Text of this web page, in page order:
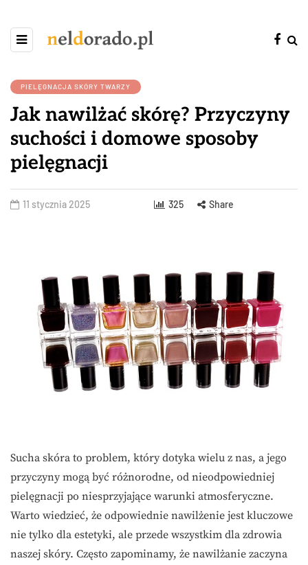
PIELĘGNACJA SKÓRY TWARZY
Jak nawilżać skórę? Przyczyny
suchości i domowe sposoby
pielęgnacji
11 stycznia 2025 325 Share
Sucha skóra to problem, który dotyka wielu z nas, a jego
przyczyny mogą być różnorodne, od nieodpowiedniej
pielęgnacji po niesprzyjające warunki atmosferyczne.
Warto wiedzieć, że odpowiednie nawilżenie jest kluczowe
nie tylko dla estetyki, ale przede wszystkim dla zdrowia
naszej skóry. Często zapominamy, że nawilżanie zaczyna